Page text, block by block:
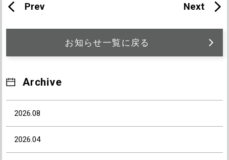
Prev Next
お知らせ一覧に戻る
Archive
2026.08
2026.04